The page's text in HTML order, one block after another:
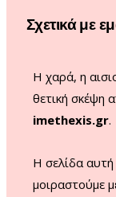
Σχετικά με
Η χαρά, η
θετική σκέψη
imethexis.gr.
H σελίδα
μοιραστούμε